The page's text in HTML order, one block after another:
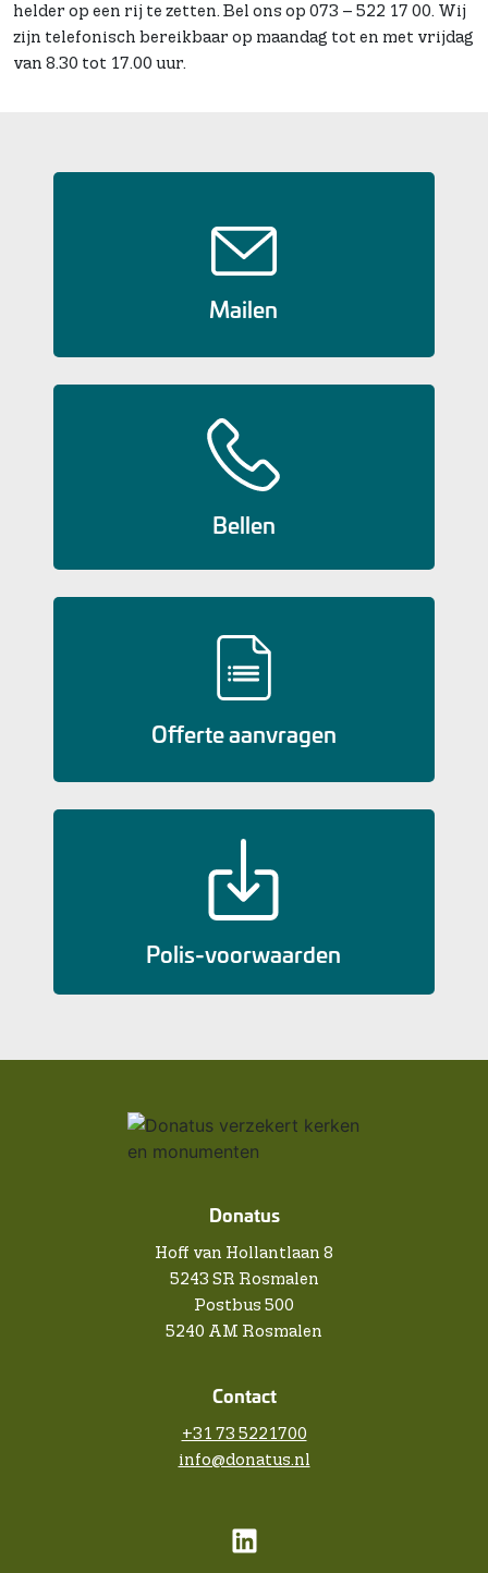
helder op een rij te zetten. Bel ons op 073 – 522 17 00. Wij
zijn telefonisch bereikbaar op maandag tot en met vrijdag
van 8.30 tot 17.00 uur.
Mailen
Bellen
Offerte aanvragen
Polis-voorwaarden
Donatus
Hoff van Hollantlaan 8
5243 SR Rosmalen
Postbus 500
5240 AM Rosmalen
Contact
+31 73 5221700
info@donatus.nl